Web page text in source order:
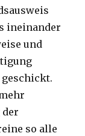
ineinander
und
so alle